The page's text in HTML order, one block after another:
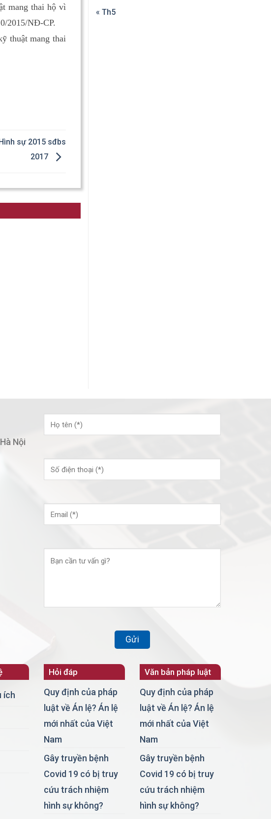
mang thai hộ vì
2015/NĐ-CP.
thuật mang thai
sự 2015 sđbs
2017
« Th5
Nội
ích
Hỏi đáp
Quy định của pháp
luật về Án lệ? Án lệ
mới nhất của Việt
Nam
Gây truyền bệnh
Covid 19 có bị truy
cứu trách nhiệm
hình sự không?
Văn bản pháp luật
Quy định của pháp
luật về Án lệ? Án lệ
mới nhất của Việt
Nam
Gây truyền bệnh
Covid 19 có bị truy
cứu trách nhiệm
hình sự không?